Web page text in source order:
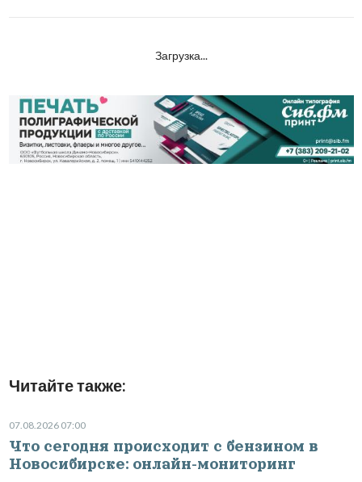
Загрузка...
Читайте также:
07.08.2026 07:00
Что сегодня происходит с бензином в
Новосибирске: онлайн-мониторинг